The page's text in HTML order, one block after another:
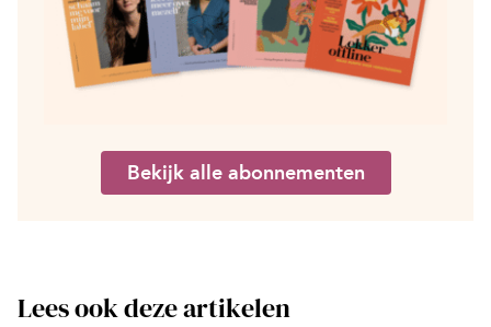
Bekijk alle abonnementen
Lees ook deze artikelen